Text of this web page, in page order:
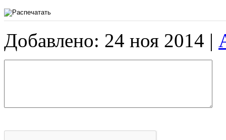
Добавлено: 24 ноя 2014 |